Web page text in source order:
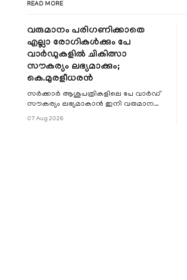
READ MORE
വരുമാനം പരിഗണിക്കാതെ
എല്ലാ രോഗികൾക്കും പേ
വാർഡുകളിൽ ചികിത്സാ
സൗകര്യം ലഭ്യമാക്കും;
കെ.മുരളീധരൻ
സർക്കാർ ആശുപത്രികളിലെ പേ വാർഡ്
സൗകര്യം ലഭ്യമാകാൻ ഇനി വരുമാന
വരുമാനം പരിഗണിക്കാതെ എല്ലാ
07 Aug 2026